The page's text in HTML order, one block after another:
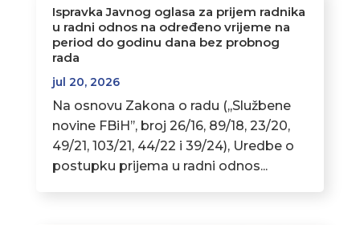
Ispravka Javnog oglasa za prijem radnika
u radni odnos na određeno vrijeme na
period do godinu dana bez probnog
rada
jul 20, 2026
Na osnovu Zakona o radu (,,Službene
novine FBiH’’, broj 26/16, 89/18, 23/20,
49/21, 103/21, 44/22 i 39/24), Uredbe o
postupku prijema u radni odnos...